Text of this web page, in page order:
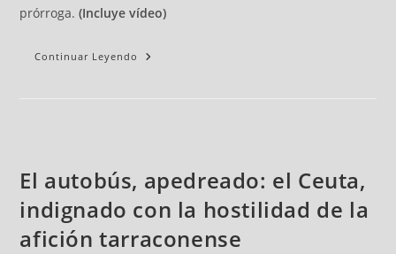
prórroga.(Incluye vídeo)
Continuar Leyendo
El autobús, apedreado: el Ceuta,
indignado con la hostilidad de la
afición tarraconense